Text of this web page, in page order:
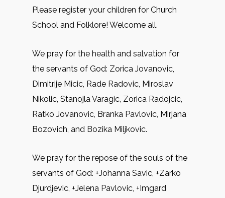
Please register your children for Church
School and Folklore! Welcome all.
We pray for the health and salvation for
the servants of God: Zorica Jovanovic,
Dimitrije Micic, Rade Radovic, Miroslav
Nikolic, Stanojla Varagic, Zorica Radojcic,
Ratko Jovanovic, Branka Pavlovic, Mirjana
Bozovich, and Bozika Miljkovic.
We pray for the repose of the souls of the
servants of God: +Johanna Savic, +Zarko
Djurdjevic, +Jelena Pavlovic, +Imgard